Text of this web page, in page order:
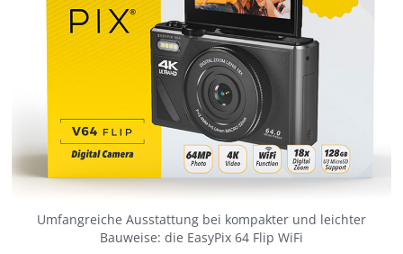
Umfangreiche Ausstattung bei kompakter und leichter
Bauweise: die EasyPix 64 Flip WiFi